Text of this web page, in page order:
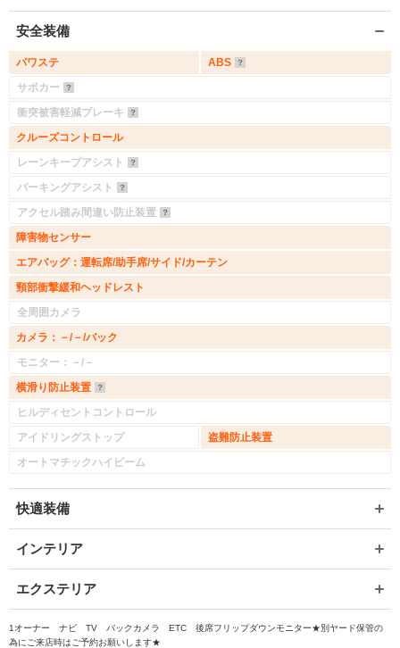
安全装備
パワステ
ABS
サポカー
衝突被害軽減ブレーキ
クルーズコントロール
レーンキープアシスト
パーキングアシスト
アクセル踏み間違い防止装置
障害物センサー
エアバッグ：運転席/助手席/サイド/カーテン
頸部衝撃緩和ヘッドレスト
全周囲カメラ
カメラ：－/－/バック
モニター：－/－
横滑り防止装置
ヒルディセントコントロール
アイドリングストップ
盗難防止装置
オートマチックハイビーム
快適装備
インテリア
エクステリア
1オーナー ナビ TV バックカメラ ETC 後席フリップダウンモニター★別ヤード保管の
為にご来店時はご予約お願いします★